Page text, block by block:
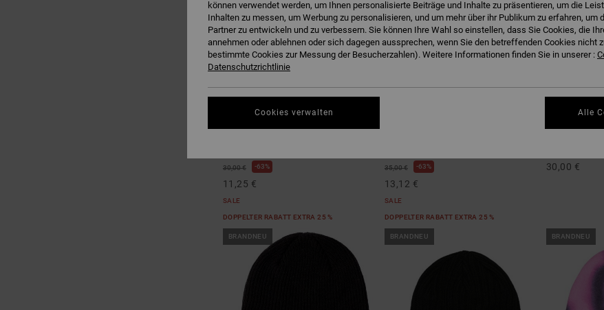
Label
30,00 € 63%
11,25 €
SALE
DOPPELTER RABATT EXTRA 25 %
35,00 € 63%
13,12 €
SALE
DOPPELTER RABATT EXTRA 25 %
Lanai
30,00 €
BRANDNEU BRANDNEU BRANDNEU
können verwendet werden, um Ihnen personalisierte Beiträge und Inhalte zu präsentieren, um die
Inhalten zu messen, um Werbung zu personalisieren, und um mehr über ihr Publikum zu erfahren, um
Partner zu entwickeln und zu verbessern. Sie können Ihre Wahl so einstellen, dass Sie Cookies, die
annehmen oder ablehnen oder sich dagegen aussprechen, wenn Sie den betreffenden Cookies nicht
bestimmte Cookies zur Messung der Besucherzahlen). Weitere Informationen finden Sie in unserer :
Datenschutzrichtlinie
Cookies verwalten Alle